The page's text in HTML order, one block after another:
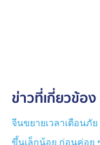
หยุดเดินเรือในน่านน้ำ
ข่าวที่เกี่ยวข้อง
จีนขยายเวลาเตือนภั
ขึ้นเล็กน้อย ก่อนค่อย